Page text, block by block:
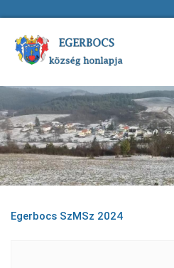
Egerbocs SzMSz 2024